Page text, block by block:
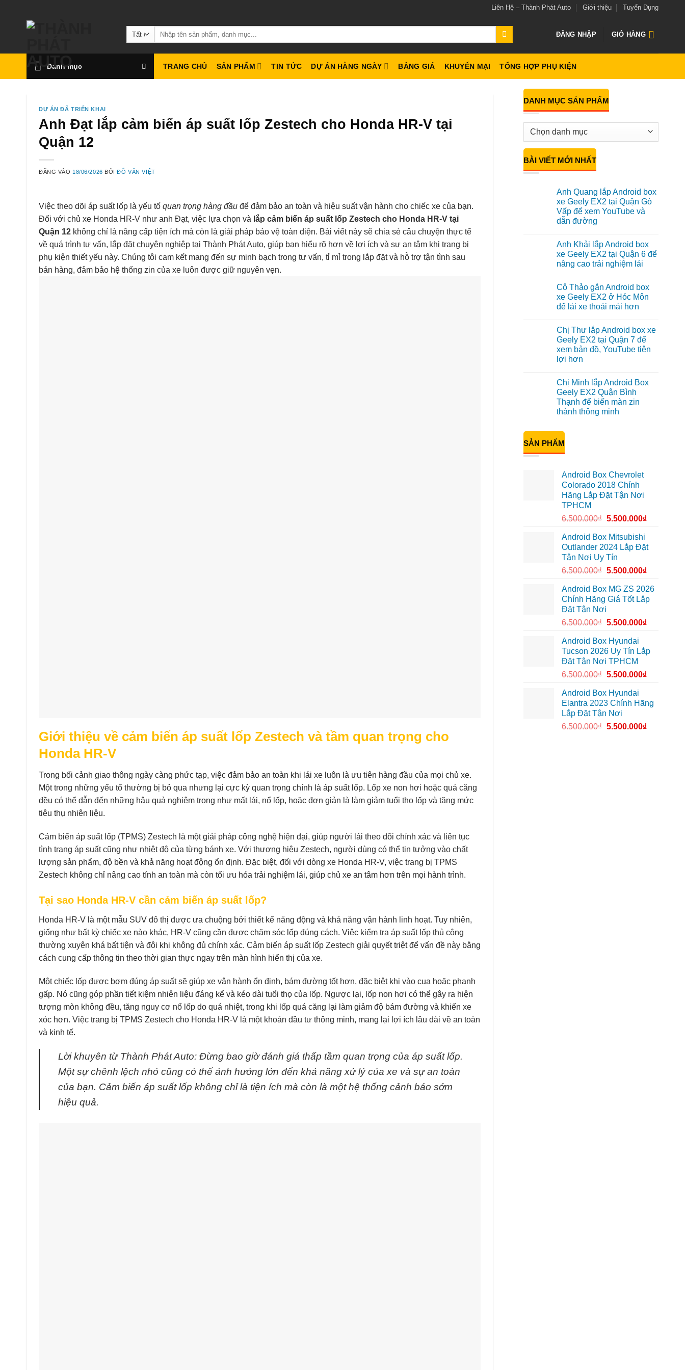
Liên Hệ – Thành Phát Auto Giới thiệu Tuyển Dụng
Tìm
kiếm:
ĐĂNG NHẬP GIỎ HÀNG
Danh mục TRANG CHỦ SẢN PHẨM TIN TỨC DỰ ÁN HẰNG NGÀY BẢNG GIÁ KHUYẾN MẠI TỔNG HỢP PHỤ KIỆN
DỰ ÁN ĐÃ TRIỂN KHAI
Anh Đạt lắp cảm biến áp suất lốp Zestech cho Honda HR-V tại
Quận 12
ĐĂNG VÀO 18/06/2026 BỞIĐỖ VĂN VIỆT
Việc theo dõi áp suất lốp là yếu tố quan trọng hàng đầu để đảm bảo an toàn và hiệu suất vận hành cho chiếc xe của bạn.
Đối với chủ xe Honda HR-V như anh Đạt, việc lựa chọn và lắp cảm biến áp suất lốp Zestech cho Honda HR-V tại
Quận 12 không chỉ là nâng cấp tiện ích mà còn là giải pháp bảo vệ toàn diện. Bài viết này sẽ chia sẻ câu chuyện thực tế
về quá trình tư vấn, lắp đặt chuyên nghiệp tại Thành Phát Auto, giúp bạn hiểu rõ hơn về lợi ích và sự an tâm khi trang bị
phụ kiện thiết yếu này. Chúng tôi cam kết mang đến sự minh bạch trong tư vấn, tỉ mỉ trong lắp đặt và hỗ trợ tận tình sau
bán hàng, đảm bảo hệ thống zin của xe luôn được giữ nguyên vẹn.
Giới thiệu về cảm biến áp suất lốp Zestech và tầm quan trọng cho
Honda HR-V
Trong bối cảnh giao thông ngày càng phức tạp, việc đảm bảo an toàn khi lái xe luôn là ưu tiên hàng đầu của mọi chủ xe.
Một trong những yếu tố thường bị bỏ qua nhưng lại cực kỳ quan trọng chính là áp suất lốp. Lốp xe non hơi hoặc quá căng
đều có thể dẫn đến những hậu quả nghiêm trọng như mất lái, nổ lốp, hoặc đơn giản là làm giảm tuổi thọ lốp và tăng mức
tiêu thụ nhiên liệu.
Cảm biến áp suất lốp (TPMS) Zestech là một giải pháp công nghệ hiện đại, giúp người lái theo dõi chính xác và liên tục
tình trạng áp suất cũng như nhiệt độ của từng bánh xe. Với thương hiệu Zestech, người dùng có thể tin tưởng vào chất
lượng sản phẩm, độ bền và khả năng hoạt động ổn định. Đặc biệt, đối với dòng xe Honda HR-V, việc trang bị TPMS
Zestech không chỉ nâng cao tính an toàn mà còn tối ưu hóa trải nghiệm lái, giúp chủ xe an tâm hơn trên mọi hành trình.
Tại sao Honda HR-V cần cảm biến áp suất lốp?
Honda HR-V là một mẫu SUV đô thị được ưa chuộng bởi thiết kế năng động và khả năng vận hành linh hoạt. Tuy nhiên,
giống như bất kỳ chiếc xe nào khác, HR-V cũng cần được chăm sóc lốp đúng cách. Việc kiểm tra áp suất lốp thủ công
thường xuyên khá bất tiện và đôi khi không đủ chính xác. Cảm biến áp suất lốp Zestech giải quyết triệt để vấn đề này bằng
cách cung cấp thông tin theo thời gian thực ngay trên màn hình hiển thị của xe.
Một chiếc lốp được bơm đúng áp suất sẽ giúp xe vận hành ổn định, bám đường tốt hơn, đặc biệt khi vào cua hoặc phanh
gấp. Nó cũng góp phần tiết kiệm nhiên liệu đáng kể và kéo dài tuổi thọ của lốp. Ngược lại, lốp non hơi có thể gây ra hiện
tượng mòn không đều, tăng nguy cơ nổ lốp do quá nhiệt, trong khi lốp quá căng lại làm giảm độ bám đường và khiến xe
xóc hơn. Việc trang bị TPMS Zestech cho Honda HR-V là một khoản đầu tư thông minh, mang lại lợi ích lâu dài về an toàn
và kinh tế.
Lời khuyên từ Thành Phát Auto: Đừng bao giờ đánh giá thấp tầm quan trọng của áp suất lốp.
Một sự chênh lệch nhỏ cũng có thể ảnh hưởng lớn đến khả năng xử lý của xe và sự an toàn
của bạn. Cảm biến áp suất lốp không chỉ là tiện ích mà còn là một hệ thống cảnh báo sớm
hiệu quả.
DANH MỤC SẢN PHẨM
BÀI VIẾT MỚI NHẤT
Anh Quang lắp Android box
xe Geely EX2 tại Quận Gò
Vấp để xem YouTube và
dẫn đường
bình
luận
ở
Anh
Android
box
xe
Geely
EX2
Gò
Vấp
để
xem
YouTube
và
Anh Khải lắp Android box
xe Geely EX2 tại Quận 6 để
nâng cao trải nghiệm lái
bình
luận
ở
Anh
Android
box
xe
Geely
EX2
tại
để
nâng
cao
trải
nghiệm
lái
Cô Thảo gắn Android box
xe Geely EX2 ở Hóc Môn
để lái xe thoải mái hơn
bình
luận
ở
Cô
Thảo
gắn
xe
Geely
EX2
Hóc
Môn
thoải
hơn
Chị Thư lắp Android box xe
Geely EX2 tại Quận 7 để
xem bản đồ, YouTube tiện
lợi hơn
bình
luận
ở
Chị
Thư
lắp
Geely
tại
xem
bản
đồ,
YouTube
tiện
hơn
Chị Minh lắp Android Box
Geely EX2 Quận Bình
Thạnh để biến màn zin
thành thông minh
bình
luận
ở
Chị
Android
Box
Geely
EX2
Quận
Bình
Thạnh
màn
zin
thành
thông
minh
SẢN PHẨM
Android Box Chevrolet
Colorado 2018 Chính
Hãng Lắp Đặt Tận Nơi
TPHCM
6.500.000₫ 5.500.000₫
Android Box Mitsubishi
Outlander 2024 Lắp Đặt
Tận Nơi Uy Tín
6.500.000₫ 5.500.000₫
Android Box MG ZS 2026
Chính Hãng Giá Tốt Lắp
Đặt Tận Nơi
6.500.000₫ 5.500.000₫
Android Box Hyundai
Tucson 2026 Uy Tín Lắp
Đặt Tận Nơi TPHCM
6.500.000₫ 5.500.000₫
Android Box Hyundai
Elantra 2023 Chính Hãng
Lắp Đặt Tận Nơi
6.500.000₫ 5.500.000₫